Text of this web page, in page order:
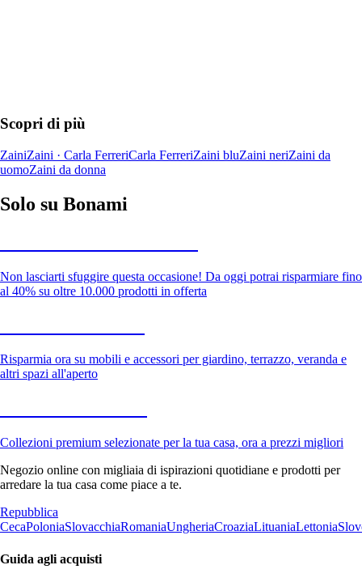
Scopri di più
ZainiZaini · Carla FerreriCarla FerreriZaini bluZaini neriZaini da
uomoZaini da donna
Solo su Bonami
Non lasciarti sfuggire questa occasione! Da oggi potrai risparmiare fino
al 40% su oltre 10.000 prodotti in offerta
Risparmia ora su mobili e accessori per giardino, terrazzo, veranda e
altri spazi all'aperto
Collezioni premium selezionate per la tua casa, ora a prezzi migliori
Negozio online con migliaia di ispirazioni quotidiane e prodotti per
arredare la tua casa come piace a te.
Repubblica
CecaPoloniaSlovacchiaRomaniaUngheriaCroaziaLituaniaLettonia
Guida agli acquisti